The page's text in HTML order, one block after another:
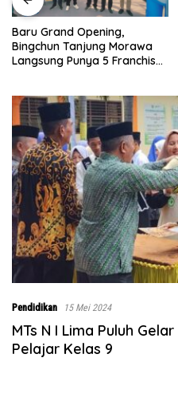
Bupati Dukung
Budaya Melayu
Gebyar Bertanjak
Pendidikan 15 Mei 2024
MTs N I Lima Puluh
Pelajar Kelas 9